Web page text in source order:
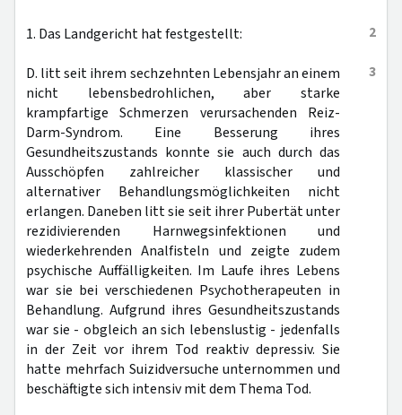
2
1. Das Landgericht hat festgestellt:
3
D. litt seit ihrem sechzehnten Lebensjahr an einem
nicht lebensbedrohlichen, aber starke
krampfartige Schmerzen verursachenden Reiz-
Darm-Syndrom. Eine Besserung ihres
Gesundheitszustands konnte sie auch durch das
Ausschöpfen zahlreicher klassischer und
alternativer Behandlungsmöglichkeiten nicht
erlangen. Daneben litt sie seit ihrer Pubertät unter
rezidivierenden Harnwegsinfektionen und
wiederkehrenden Analfisteln und zeigte zudem
psychische Auffälligkeiten. Im Laufe ihres Lebens
war sie bei verschiedenen Psychotherapeuten in
Behandlung. Aufgrund ihres Gesundheitszustands
war sie - obgleich an sich lebenslustig - jedenfalls
in der Zeit vor ihrem Tod reaktiv depressiv. Sie
hatte mehrfach Suizidversuche unternommen und
beschäftigte sich intensiv mit dem Thema Tod.